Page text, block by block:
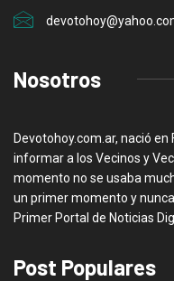
Nosotros
Devotohoy.com.ar, nació en
informar a los Vecinos y
momento no se usaba
un primer momento y
Primer Portal de Noticias
Post Populares